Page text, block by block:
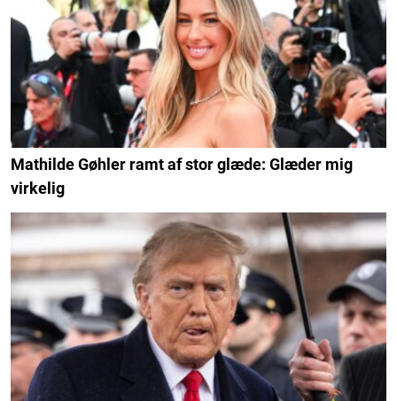
Mathilde Gøhler ramt af stor glæde: Glæder mig
virkelig